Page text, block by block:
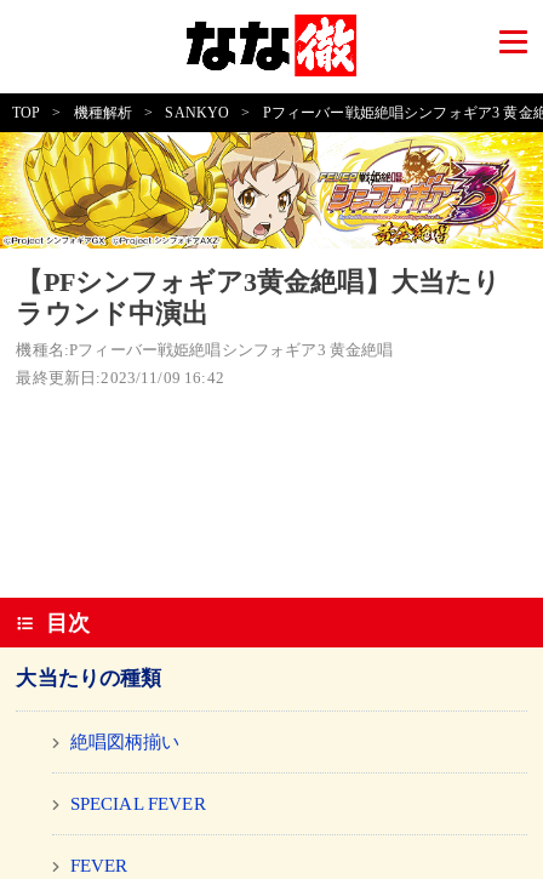
TOP > 機種解析 > SANKYO > Pフィーバー戦姫絶唱シンフォギア3 黄金
【PFシンフォギア3黄金絶唱】大当たり
ラウンド中演出
機種名:Pフィーバー戦姫絶唱シンフォギア3 黄金絶唱
最終更新日:2023/11/09 16:42
目次
大当たりの種類
絶唱図柄揃い
SPECIAL FEVER
FEVER